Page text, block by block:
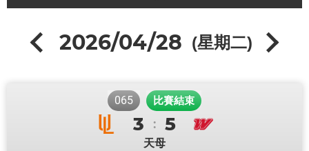
2026/04/28 (星期二)
065 比賽結束
3 : 5
天母